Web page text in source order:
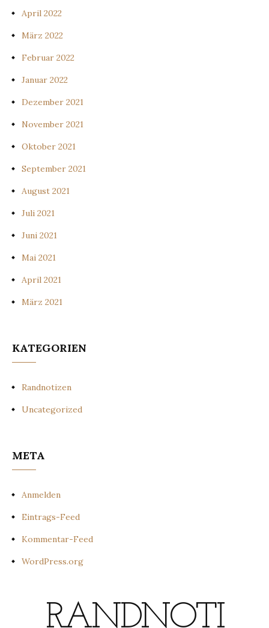
April 2022
März 2022
Februar 2022
Januar 2022
Dezember 2021
November 2021
Oktober 2021
September 2021
August 2021
Juli 2021
Juni 2021
Mai 2021
April 2021
März 2021
KATEGORIEN
Randnotizen
Uncategorized
META
Anmelden
Eintrags-Feed
Kommentar-Feed
WordPress.org
RANDNOTI